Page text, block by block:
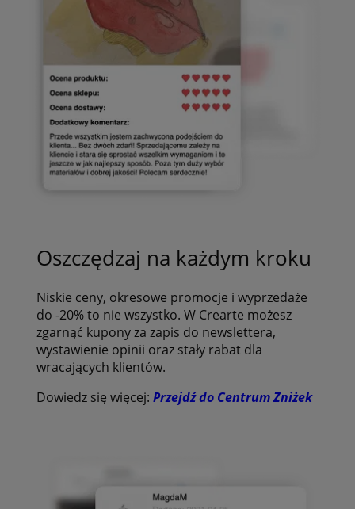
Oszczędzaj na każdym kroku
Niskie ceny, okresowe promocje i wyprzedaże
do -20% to nie wszystko. W Crearte możesz
zgarnąć kupony za zapis do newslettera,
wystawienie opinii oraz stały rabat dla
wracających klientów.
Dowiedz się więcej: Przejdź do Centrum Zniżek